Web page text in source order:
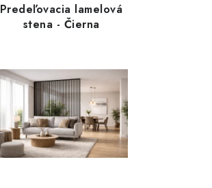
Predeľovacia lamelová
stena - Čierna